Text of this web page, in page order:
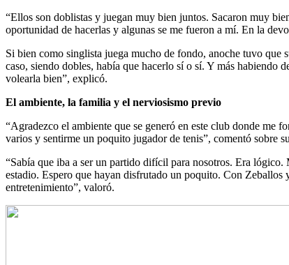
“Ellos son doblistas y juegan muy bien juntos. Sacaron muy
oportunidad de hacerlas y algunas se me fueron a mí. En la
Si bien como singlista juega mucho de fondo, anoche tuvo que
caso, siendo dobles, había que hacerlo sí o sí. Y más habiendo
volearla bien”, explicó.
El ambiente, la familia y el nerviosismo previo
“Agradezco el ambiente que se generó en este club donde me
varios y sentirme un poquito jugador de tenis”, comentó sobre
“Sabía que iba a ser un partido difícil para nosotros. Era
estadio. Espero que hayan disfrutado un poquito. Con
entretenimiento”, valoró.